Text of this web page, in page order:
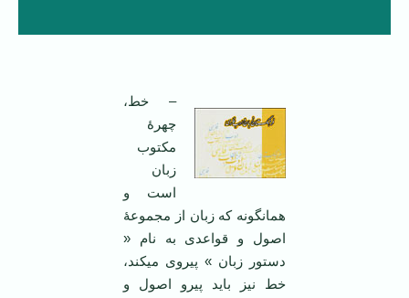
– خط،
چهرۀ
مکتوب
زبان
است و
همان­گونه که زبان از مجموعۀ
اصول و قواعدی به نام «
دستور زبان » پیروی می­کند،
خط نیز باید پیرو اصول و